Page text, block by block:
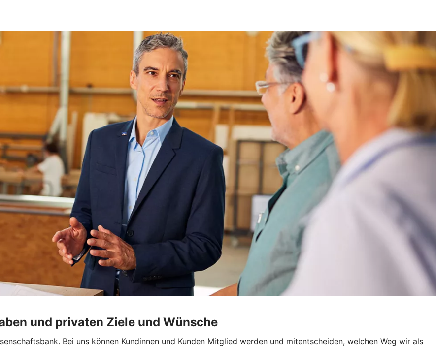
und privaten Ziele und Wünsche
Bei uns können Kundinnen und Kunden Mitglied werden und mitentscheiden, welchen Weg wir als